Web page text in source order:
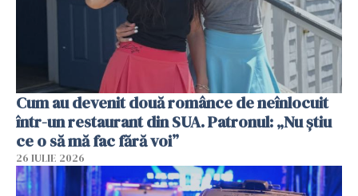
Cum au devenit două românce de neînlocuit
într-un restaurant din SUA. Patronul: „Nu știu
ce o să mă fac fără voi”
26 IULIE 2026